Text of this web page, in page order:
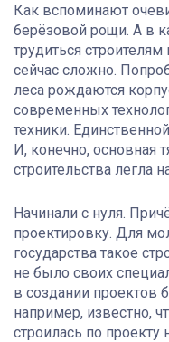
Как вспоминают
берёзовой рощи. А в
трудиться
сейчас сложно.
леса рождаются
современных
техники.
И, конечно, основная
строительства легла
Начинали с нуля.
проектировку. Для
государства такое
не было своих
в создании проектов
например, известно,
строилась по